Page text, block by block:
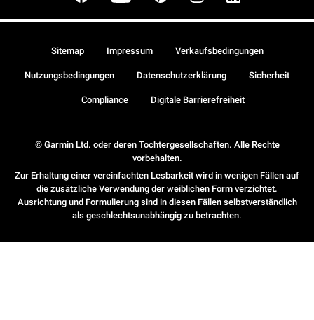
© Garmin Ltd. oder deren Tochtergesellschaften. Alle Rechte
vorbehalten.
Zur Erhaltung einer vereinfachten Lesbarkeit wird in wenigen Fällen auf
die zusätzliche Verwendung der weiblichen Form verzichtet.
Ausrichtung und Formulierung sind in diesen Fällen selbstverständlich
als geschlechtsunabhängig zu betrachten.
Sitemap Impressum Verkaufsbedingungen
Nutzungsbedingungen Datenschutzerklärung Sicherheit
Compliance Digitale Barrierefreiheit